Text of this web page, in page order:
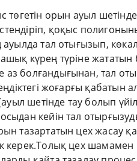
төгетін орын ауыл
қоқыс
тал отығызып,
күрең түріне
болғандығынан, тал
жоғарғы қабатын
шетінде тау болып
кейін тал
тазартатын цех жасау
керек.Толық цех шамамен